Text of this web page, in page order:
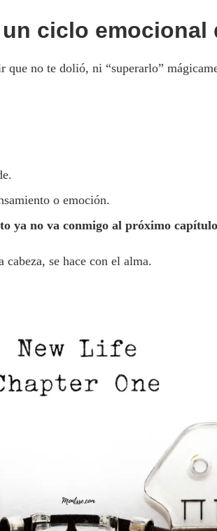
ciclo emocional
no te dolió, ni “superarlo”
o emoción.
ya no va conmigo al próximo
se hace con el alma.